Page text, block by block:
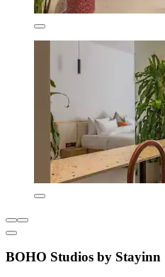
BOHO Studios by Stayinn